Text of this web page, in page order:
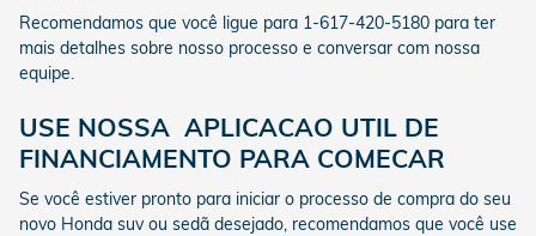
Recomendamos que você ligue para 1-617-420-5180 para ter
mais detalhes sobre nosso processo e conversar com nossa
equipe.
USE NOSSA APLICACAO UTIL DE
FINANCIAMENTO PARA COMECAR
Se você estiver pronto para iniciar o processo de compra do seu
novo Honda suv ou sedã desejado, recomendamos que você use